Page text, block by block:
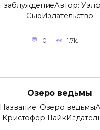
заблуждениеАвтор:
СьюИздательство
0 1.7k.
Озеро ведьмы
Название: Озеро
Кристофер